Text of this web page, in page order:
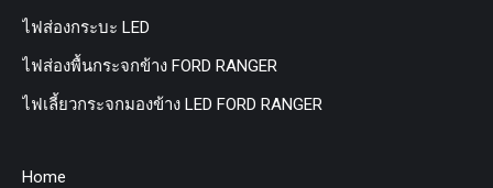
ไฟส่องกระบะ LED
ไฟส่องพื้นกระจกข้าง FORD RANGER
ไฟเลี้ยวกระจกมองข้าง LED FORD RANGER
Home